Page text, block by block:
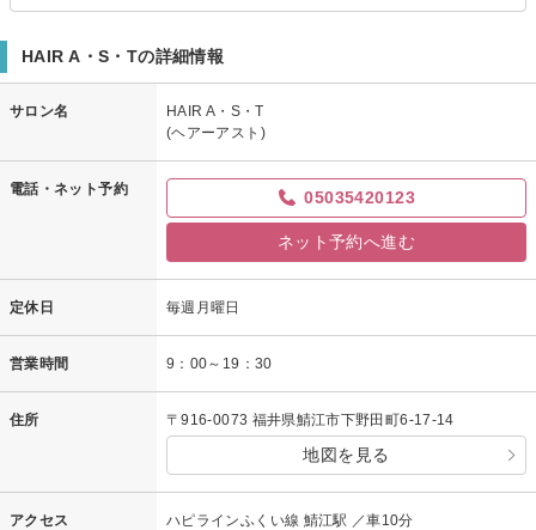
HAIR A・S・Tの詳細情報
サロン名
HAIR A・S・T
(ヘアーアスト)
電話・ネット予約 05035420123
ネット予約へ進む
定休日 毎週月曜日
営業時間 9：00～19：30
住所 〒916-0073 福井県鯖江市下野田町6-17-14
地図を見る
アクセス
ハピラインふくい線 鯖江駅 ／車10分